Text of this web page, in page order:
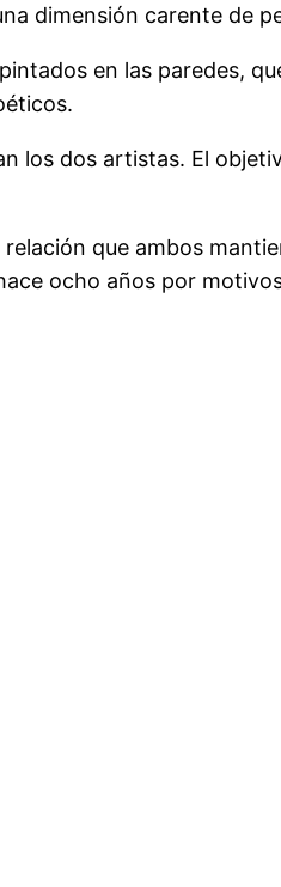
dimensión carente de
en las paredes,
los dos artistas. El
que ambos
ocho años por